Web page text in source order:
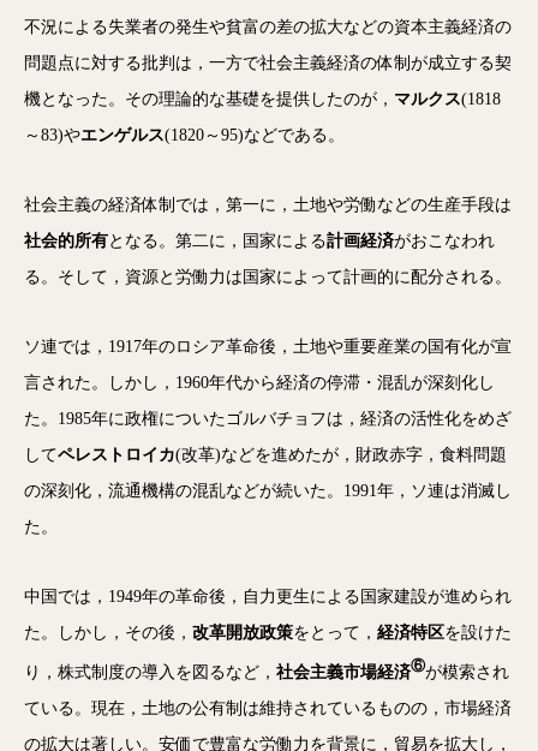
不況による失業者の発生や貧富の差の拡大などの資本主義経済の
問題点に対する批判は，一方で社会主義経済の体制が成立する契
機となった。その理論的な基礎を提供したのが， マルクス(1818
～83)やエンゲルス(1820～95)などである。
社会主義の経済体制では，第一に，土地や労働などの生産手段は
社会的所有となる。第二に，国家による計画経済がおこなわれ
る。そして，資源と労働力は国家によって計画的に配分される。
ソ連では，1917年のロシア革命後，土地や重要産業の国有化が宣
言された。しかし，1960年代から経済の停滞・混乱が深刻化し
た。1985年に政権についたゴルバチョフは，経済の活性化をめざ
してペレストロイカ(改革)などを進めたが，財政赤字，食料問題
の深刻化，流通機構の混乱などが続いた。1991年，ソ連は消滅し
た。
中国では，1949年の革命後，自力更生による国家建設が進められ
た。しかし，その後， 改革開放政策をとって， 経済特区を設けた
り，株式制度の導入を図るなど， 社会主義市場経済⑥が模索され
ている。現在，土地の公有制は維持されているものの，市場経済
の拡大は著しい。安価で豊富な労働力を背景に，貿易を拡大し，